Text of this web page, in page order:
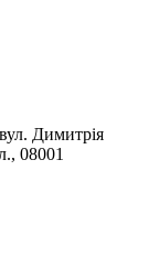
вул. Димитрія
08001